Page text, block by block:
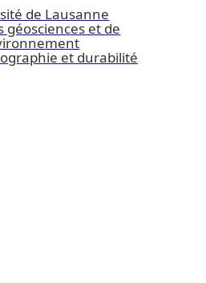
de Lausanne
géosciences et de
et durabilité